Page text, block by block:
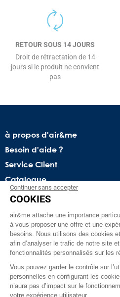
RETOUR SOUS 14 JOURS
Droit de rétractation de 14
jours si le produit ne convient
pas
à propos d'air&me
Besoin d'aide ?
Service Client
Catalogue
Recevez nos offres spéciales !
Conseils pratiques, bons plans
intérieur. Pas de spam, juré !
Continuer sans accepter
COOKIES
air&me attache une importance
à vous proposer une offre et une
besoins. Nous utilisons des cookies
afin d’analyser le trafic de notre site
fonctionnalités personnalisés sur les
Vous pouvez garder le contrôle sur
personnelles en configurant les
n’aura pas d’impact sur le
votre expérience utilisateur.